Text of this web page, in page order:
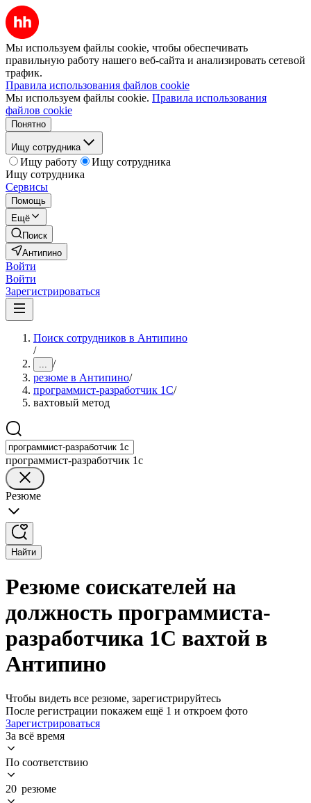
Мы используем файлы cookie, чтобы обеспечивать
правильную работу нашего веб-сайта и анализировать сетевой
трафик.
Правила использования файлов cookie
Мы используем файлы cookie. Правила использования
файлов cookie
Понятно
Ищу сотрудника
Ищу работу
Ищу сотрудника
Ищу сотрудника
Сервисы
Помощь
Ещё
Поиск
Антипино
Войти
Войти
Зарегистрироваться
Поиск сотрудников в Антипино
/
... /
резюме в Антипино/
программист-разработчик 1C/
вахтовый метод
программист-разработчик 1c
Резюме
Найти
Резюме соискателей на
должность программиста-
разработчика 1C вахтой в
Антипино
Чтобы видеть все резюме, зарегистрируйтесь
После регистрации покажем ещё 1 и откроем фото
Зарегистрироваться
За всё время
По соответствию
20 резюме